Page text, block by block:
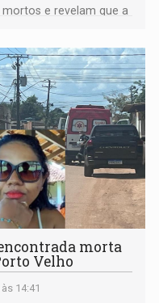
e revelam que a
morta
Velho
14:41